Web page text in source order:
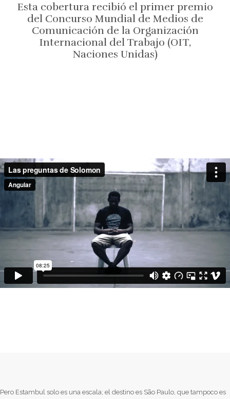
Esta cobertura recibió el primer premio
del Concurso Mundial de Medios de
Comunicación de la Organización
Internacional del Trabajo (OIT,
Naciones Unidas)
Pero Estambul solo es una escala; el destino es São Paulo, que tampoco es